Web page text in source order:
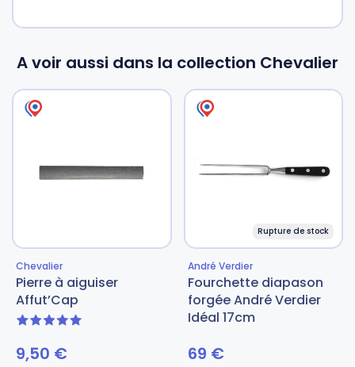
A voir aussi dans la collection Chevalier
Chevalier
Pierre à aiguiser
Affut’Cap
5 sur 5
9,50 €
Rupture de stock
André Verdier
Fourchette diapason
forgée André Verdier
Idéal 17cm
69 €